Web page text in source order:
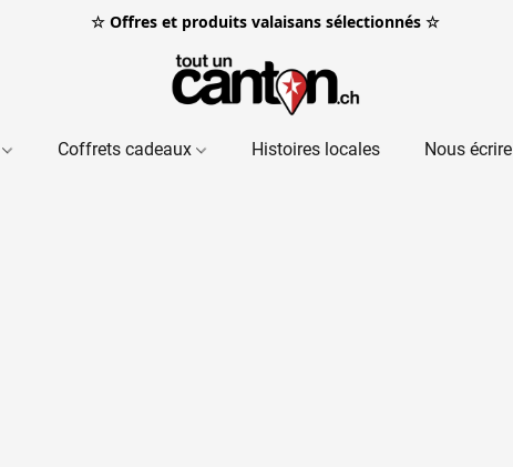
☆ Offres et produits valaisans sélectionnés ☆
Coffrets cadeaux Histoires locales Nous écrire